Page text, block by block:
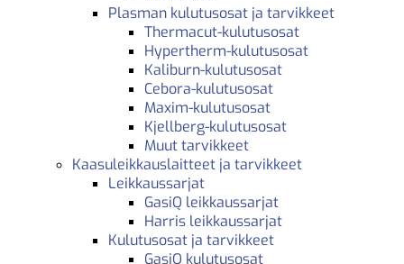
Plasman kulutusosat ja tarvikkeet
Thermacut-kulutusosat
Hypertherm-kulutusosat
Kaliburn-kulutusosat
Cebora-kulutusosat
Maxim-kulutusosat
Kjellberg-kulutusosat
Muut tarvikkeet
Kaasuleikkauslaitteet ja tarvikkeet
Leikkaussarjat
GasiQ leikkaussarjat
Harris leikkaussarjat
Kulutusosat ja tarvikkeet
GasiQ kulutusosat